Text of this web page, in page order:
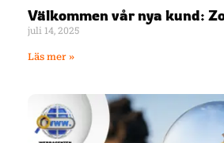
Välkommen vår nya kund:
juli 14, 2025
Läs mer »